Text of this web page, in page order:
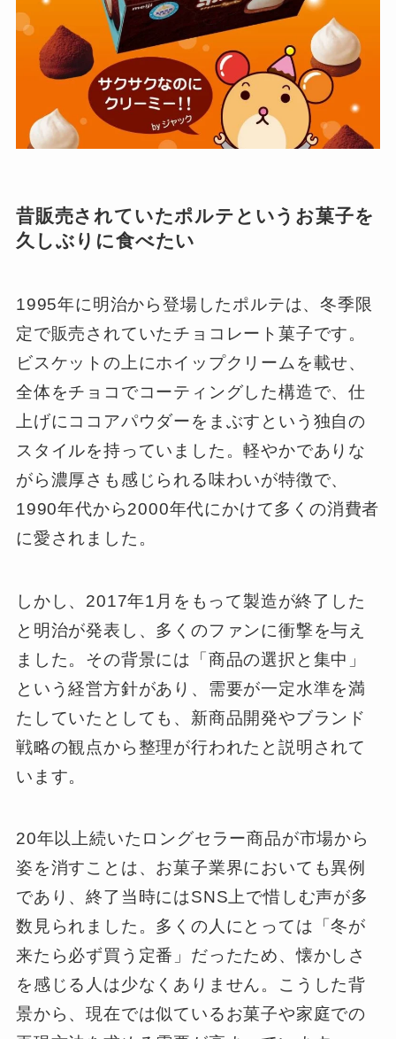
昔販売されていたポルテというお菓子を
久しぶりに食べたい
1995年に明治から登場したポルテは、冬季限
定で販売されていたチョコレート菓子です。
ビスケットの上にホイップクリームを載せ、
全体をチョコでコーティングした構造で、仕
上げにココアパウダーをまぶすという独自の
スタイルを持っていました。軽やかでありな
がら濃厚さも感じられる味わいが特徴で、
1990年代から2000年代にかけて多くの消費者
に愛されました。
しかし、2017年1月をもって製造が終了した
と明治が発表し、多くのファンに衝撃を与え
ました。その背景には「商品の選択と集中」
という経営方針があり、需要が一定水準を満
たしていたとしても、新商品開発やブランド
戦略の観点から整理が行われたと説明されて
います。
20年以上続いたロングセラー商品が市場から
姿を消すことは、お菓子業界においても異例
であり、終了当時にはSNS上で惜しむ声が多
数見られました。多くの人にとっては「冬が
来たら必ず買う定番」だったため、懐かしさ
を感じる人は少なくありません。こうした背
景から、現在では似ているお菓子や家庭での